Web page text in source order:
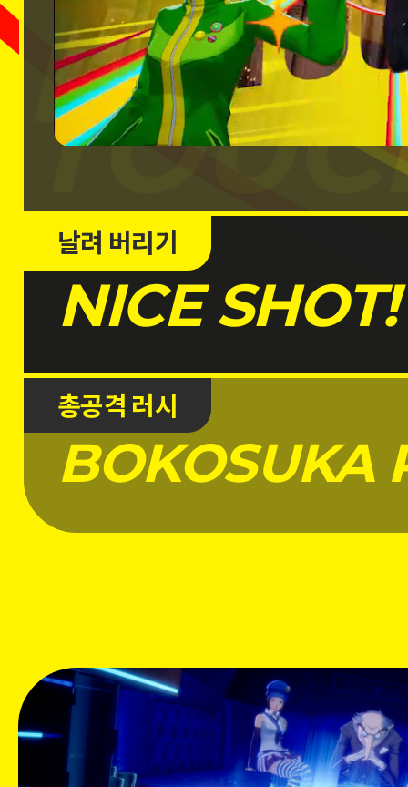
'날려 버리기'로 상태 이
NICE
NICE SHOT!
날려 버리기
RUSH
BOKOSUKA
총공격 러시